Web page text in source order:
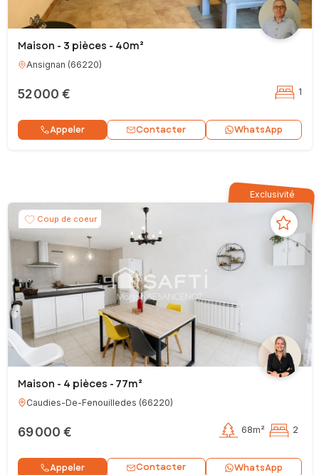
Maison - 3 pièces - 40m²
Ansignan (66220)
52 000 € 1
Appeler Contacter WhatsApp
Exclusivité
Coup de coeur
Maison - 4 pièces - 77m²
Caudies-De-Fenouilledes (66220)
69 000 € 68m² 2
Appeler Contacter WhatsApp